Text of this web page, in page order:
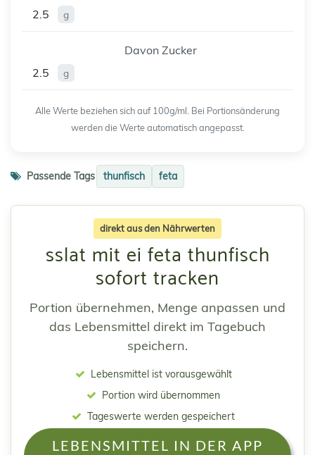
2.5
g
Davon Zucker
2.5
g
Alle Werte beziehen sich auf 100g/ml. Bei Portionsänderung
werden die Werte automatisch angepasst.
Passende Tags thunfisch feta
direkt aus den Nährwerten
sslat mit ei feta thunfisch
sofort tracken
Portion übernehmen, Menge anpassen und
das Lebensmittel direkt im Tagebuch
speichern.
Lebensmittel ist vorausgewählt
Portion wird übernommen
Tageswerte werden gespeichert
LEBENSMITTEL IN DER APP